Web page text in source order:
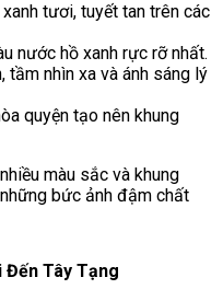
tươi, tuyết tan trên các
nước hồ xanh rực rỡ nhất.
tầm nhìn xa và ánh sáng lý
quyện tạo nên khung
màu sắc và khung
bức ảnh đậm chất
Đến Tây Tạng